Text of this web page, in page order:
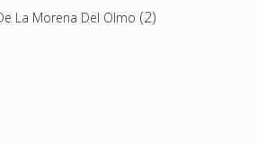
La Morena Del Olmo (2)